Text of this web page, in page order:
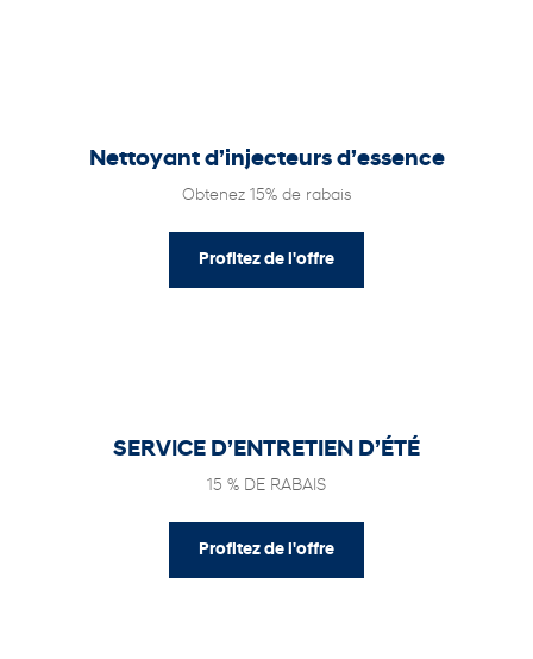
Nettoyant d’injecteurs d’essence
Obtenez 15% de rabais
Profitez de l'offre
SERVICE D’ENTRETIEN D’ÉTÉ
15 % DE RABAIS
Profitez de l'offre